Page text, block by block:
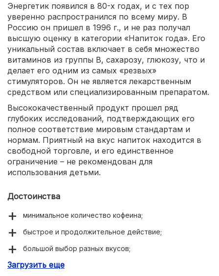
Энергетик появился в 80-х годах, и с тех пор
уверенно распространился по всему миру. В
Россию он пришел в 1996 г., и не раз получал
высшую оценку в категории «Напиток года». Его
уникальный состав включает в себя множество
витаминов из группы В, сахарозу, глюкозу, что и
делает его одним из самых «резвых»
стимуляторов. Он не является лекарственным
средством или специализированным препаратом.
Высококачественный продукт прошел ряд
глубоких исследований, подтверждающих его
полное соответствие мировым стандартам и
нормам. Приятный на вкус напиток находится в
свободной торговле, и его единственное
ограничение – не рекомендован для
использования детьми.
Достоинства
минимальное количество кофеина;
быстрое и продолжительное действие;
большой выбор разных вкусов;
различные объемы: 0,25; 0,33; 0,5 мл.
Загрузить еще